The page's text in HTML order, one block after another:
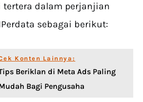
dalam perjanjian
sebagai berikut:
Konten Lainnya:
Beriklan di Meta Ads Paling
Bagi Pengusaha